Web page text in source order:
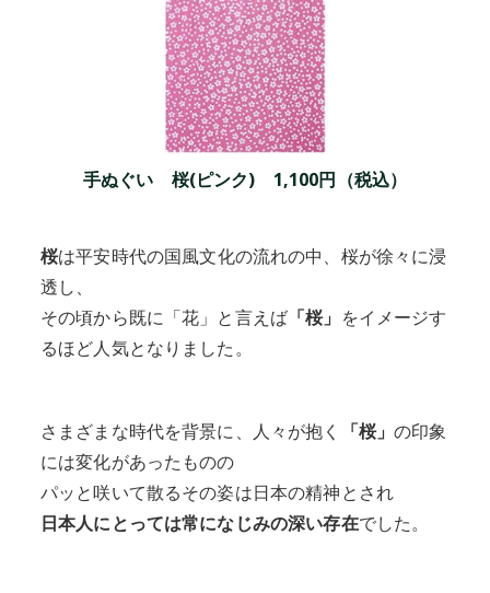
手ぬぐい 桜(ピンク) 1,100円（税込）
桜は平安時代の国風文化の流れの中、桜が徐々に浸
透し、
その頃から既に「花」と言えば 「桜」 をイメージす
るほど人気となりました。
さまざまな時代を背景に、人々が抱く 「桜」の印象
には変化があったものの
パッと咲いて散るその姿は日本の精神とされ
日本人にとっては常になじみの深い存在でした。